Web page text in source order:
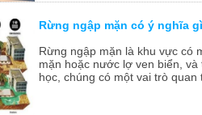
Rừng ngập mặn có ý nghĩa
Rừng ngập mặn là khu vực có
mặn hoặc nước lợ ven biển,
học, chúng có một vai trò quan